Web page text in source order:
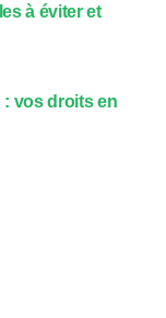
à éviter et
: vos droits en